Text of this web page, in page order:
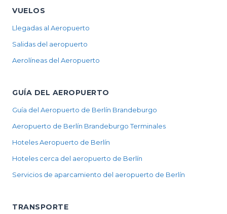
VUELOS
Llegadas al Aeropuerto
Salidas del aeropuerto
Aerolíneas del Aeropuerto
GUÍA DEL AEROPUERTO
Guía del Aeropuerto de Berlín Brandeburgo
Aeropuerto de Berlín Brandeburgo Terminales
Hoteles Aeropuerto de Berlín
Hoteles cerca del aeropuerto de Berlín
Servicios de aparcamiento del aeropuerto de Berlín
TRANSPORTE